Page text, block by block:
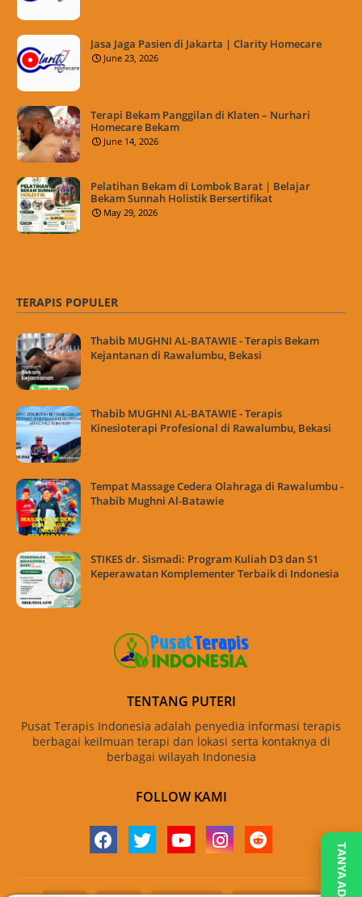
Jasa Jaga Pasien di Jakarta | Clarity Homecare
June 23, 2026
Terapi Bekam Panggilan di Klaten – Nurhari
Homecare Bekam
June 14, 2026
Pelatihan Bekam di Lombok Barat | Belajar
Bekam Sunnah Holistik Bersertifikat
May 29, 2026
TANYA ADMIN
TERAPIS POPULER
Thabib MUGHNI AL-BATAWIE - Terapis Bekam
Kejantanan di Rawalumbu, Bekasi
Thabib MUGHNI AL-BATAWIE - Terapis
Kinesioterapi Profesional di Rawalumbu, Bekasi
Tempat Massage Cedera Olahraga di Rawalumbu -
Thabib Mughni Al-Batawie
STIKES dr. Sismadi: Program Kuliah D3 dan S1
Keperawatan Komplementer Terbaik di Indonesia
TENTANG PUTERI
Pusat Terapis Indonesia adalah penyedia informasi terapis
berbagai keilmuan terapi dan lokasi serta kontaknya di
berbagai wilayah Indonesia
FOLLOW KAMI